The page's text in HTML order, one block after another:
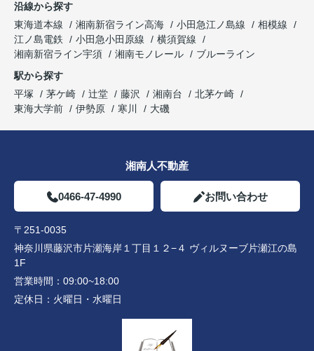
沿線から探す
東海道本線
湘南新宿ライン高海 小田急江ノ島線
相模線
江ノ島電鉄
小田急小田原線
横須賀線
湘南新宿ライン宇須
湘南モノレール
ブルーライン
駅から探す
平塚
茅ケ崎 辻堂 藤沢 湘南台
北茅ケ崎
東海大学前
伊勢原 寒川 大磯
湘南人不動産
0466-47-4990 お問い合わせ
〒251-0035
神奈川県藤沢市片瀬海岸１丁目１２−４ ヴィルヌーブ片瀬江の島
1F
営業時間： 09:00~18:00
定休日： 火曜日・水曜日